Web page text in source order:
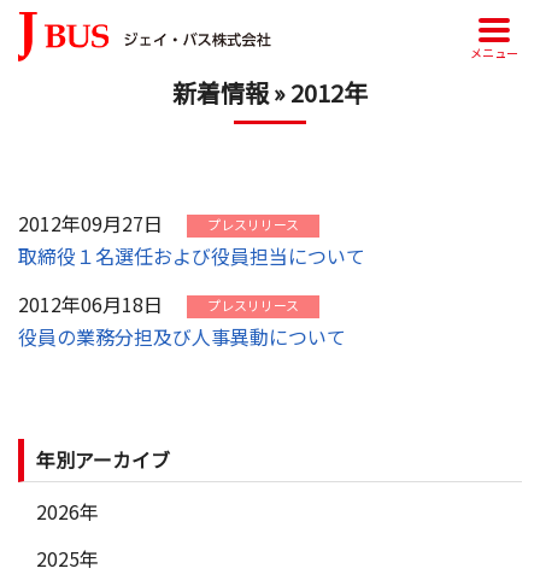
メニュー
新着情報 » 2012年
2012年09月27日 プレスリリース
取締役１名選任および役員担当について
2012年06月18日
プレスリリース
役員の業務分担及び人事異動について
年別アーカイブ
2026年
2025年